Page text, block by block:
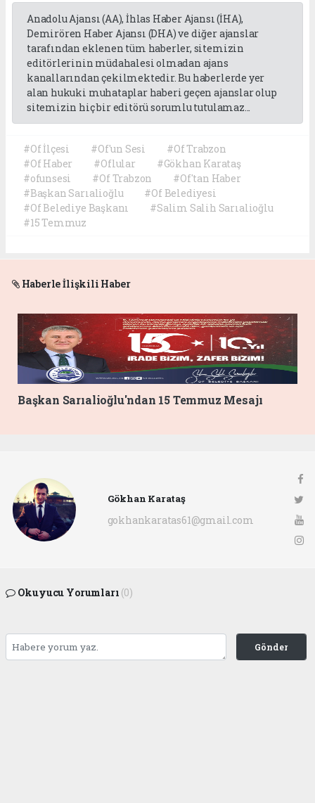
Anadolu Ajansı (AA), İhlas Haber Ajansı (İHA),
Demirören Haber Ajansı (DHA) ve diğer ajanslar
tarafından eklenen tüm haberler, sitemizin
editörlerinin müdahalesi olmadan ajans
kanallarından çekilmektedir. Bu haberlerde yer
alan hukuki muhataplar haberi geçen ajanslar olup
sitemizin hiç bir editörü sorumlu tutulamaz...
#Of İlçesi #Of'un Sesi
#Of Trabzon
#Of Haber
#Oflular
#Gökhan Karataş
#ofunsesi
#Of Trabzon
#Of'tan Haber
#Başkan Sarıalioğlu
#Of Belediyesi
#Of Belediye Başkanı
#Salim Salih Sarıalioğlu
#15 Temmuz
Haberle İlişkili Haber
Başkan Sarıalioğlu'ndan 15 Temmuz Mesajı
Gökhan Karataş
gokhankaratas61@gmail.com
Okuyucu Yorumları (0)
Gönder